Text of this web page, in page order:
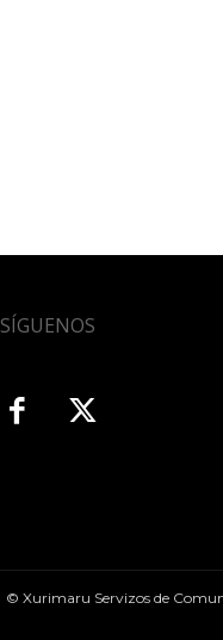
SÍGUENOS
© Xurimaru Servizos de